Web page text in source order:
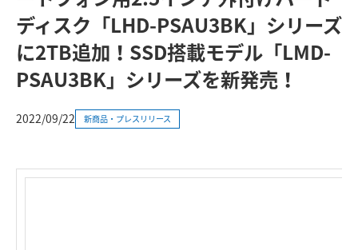
ディスク「LHD-PSAU3BK」シリーズ
に2TB追加！SSD搭載モデル「LMD-
PSAU3BK」シリーズを新発売！
2022/09/22 新商品・プレスリリース